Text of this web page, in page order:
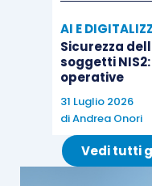
AI E
Sicurezza
soggetti
operative
31 Luglio 2026
diAndrea Onori
Vedi tutti